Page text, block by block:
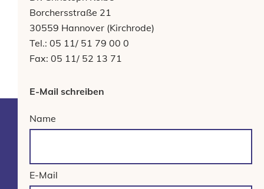
Borchersstraße 21
30559 Hannover (Kirchrode)
Tel.: 05 11/ 51 79 00 0
Fax: 05 11/ 52 13 71
E-Mail schreiben
Name
E-Mail